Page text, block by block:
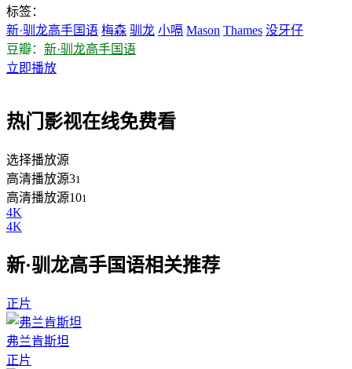
标签：
新·驯龙高手国语 梅森 驯龙 小嗝 Mason Thames 没牙仔
豆瓣： 新·驯龙高手国语
立即播放
热门影视在线免费看
选择播放源
高清播放源31
高清播放源101
4K
4K
新·驯龙高手国语相关推荐
正片
弗兰肯斯坦
正片